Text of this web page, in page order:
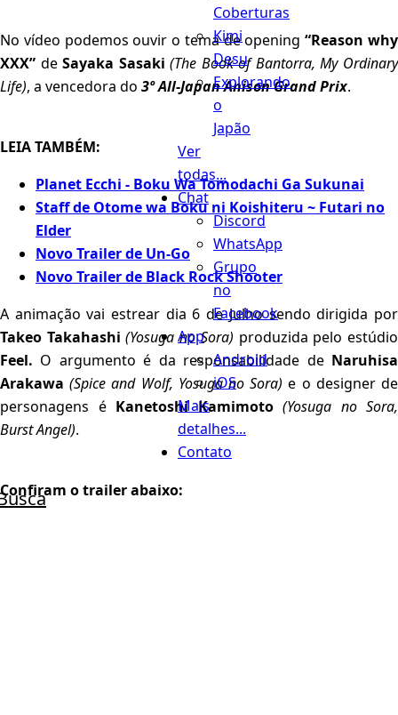
Coberturas
Kimi
Desu
Explorando
o
Japão
Ver
todas...
Chat
Discord
WhatsApp
Grupo
no
Facebook
App
Android
iOS
Mais
detalhes...
Contato
No vídeo podemos ouvir o tema de opening“Reason why
XXX” deSayaka Sasaki (The Book of Bantorra, My Ordinary
Life), a vencedora do 3º All-Japan Anison Grand Prix.
LEIA TAMBÉM:
Planet Ecchi - Boku Wa Tomodachi Ga Sukunai
Staff de Otome wa Boku ni Koishiteru ~ Futari no
Elder
Novo Trailer de Un-Go
Novo Trailer de Black Rock Shooter
A animação vai estrear dia 6 de Julho sendo dirigida por
Takeo Takahashi (Yosuga no Sora) produzida pelo estúdio
Feel. O argumento é da responsabilidade de Naruhisa
Arakawa (Spice and Wolf, Yosuga no Sora) e o designer de
personagens é Kanetoshi Kamimoto (Yosuga no Sora,
Burst Angel).
Confiram o trailer abaixo: